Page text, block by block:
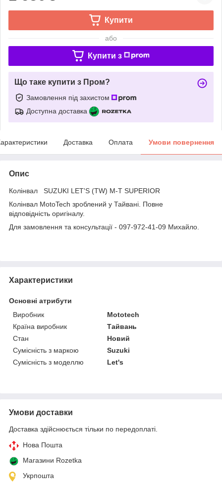
Купити
або
Купити з
Що таке купити з Пром?
Замовлення під захистом
Доступна доставка
Доставка Оплата Умови повернення
Опис
Колінвал SUZUKI LET'S (TW) M-T SUPERIOR
Колінвал MotoTech зроблений у Тайвані. Повне
відповідність оригіналу.
Для замовлення та консультації - 097-972-41-09 Михайло.
Характеристики
Основні атрибути
Виробник
Mototech
Країна виробник
Тайвань
Стан
Новий
Сумісність з маркою
Suzuki
Сумісність з моделлю
Let's
Умови доставки
Доставка здійснюється тільки по передоплаті.
Нова Пошта
Магазини Rozetka
Укрпошта